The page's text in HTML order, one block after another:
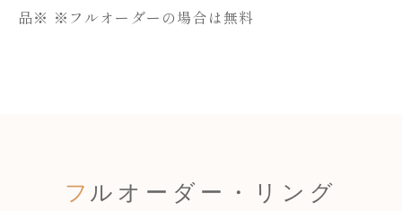
品※ ※フルオーダーの場合は無料
フ ルオーダー・リング